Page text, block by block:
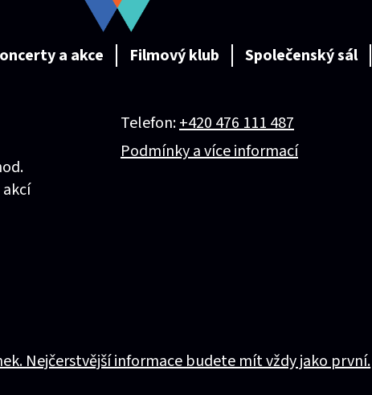
a akce Filmový klub Společenský sál
Telefon:+420 476 111 487
Podmínky a více informací
Nejčerstvější informace budete mít vždy jako první.